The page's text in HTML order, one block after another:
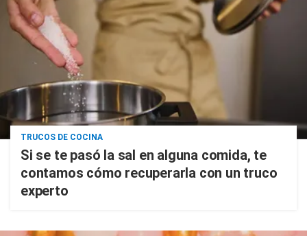
TRUCOS DE COCINA
Si se te pasó la sal en alguna comida, te
contamos cómo recuperarla con un truco
experto